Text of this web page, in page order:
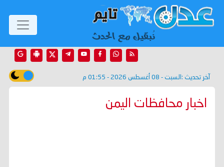
آخر تحديث : السبت - 08 أغسطس 2026 - 01:55 م
اخبار محافظات اليمن